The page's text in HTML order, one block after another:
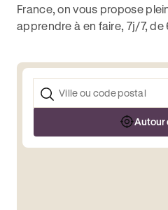
France, on vous propose
apprendre à en faire, 7j/7, de
Autour